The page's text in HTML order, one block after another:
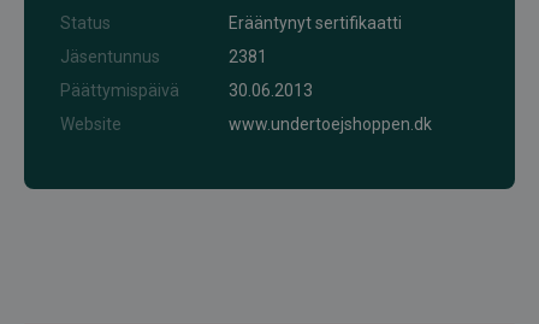
Status
Erääntynyt sertifikaatti
Jäsentunnus
2381
Päättymispäivä
30.06.2013
Website
www.undertoejshoppen.dk